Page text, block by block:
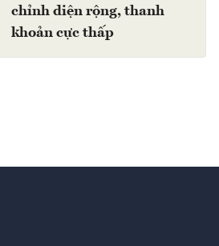
chỉnh diện rộng, thanh
khoản cực thấp